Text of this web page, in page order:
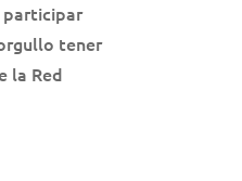
participar
tener
la Red